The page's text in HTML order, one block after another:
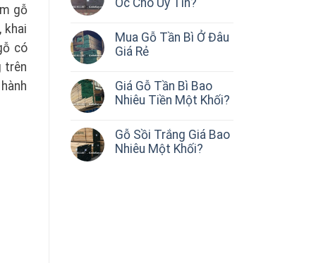
gỗ
khai
có
trên
Mua Gỗ Tần Bì Ở Đâu
Giá Rẻ
Giá Gỗ Tần Bì Bao
Nhiêu Tiền Một Khối?
Gỗ Sồi Trắng Giá Bao
Nhiêu Một Khối?